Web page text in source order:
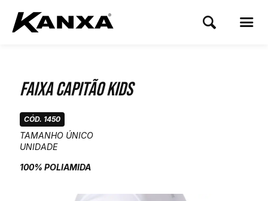
Faixa Capitão Kids
CÓD. 1450
TAMANHO ÚNICO
UNIDADE
100% POLIAMIDA